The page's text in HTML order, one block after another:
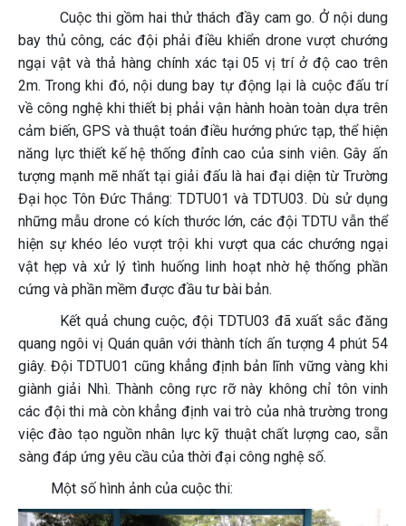
Cuộc thi gồm hai thử thách đầy cam go. Ở nội dung
bay thủ công, các đội phải điều khiển drone vượt chướng
ngại vật và thả hàng chính xác tại 05 vị trí ở độ cao trên
2m. Trong khi đó, nội dung bay tự động lại là cuộc đấu trí
về công nghệ khi thiết bị phải vận hành hoàn toàn dựa trên
cảm biến, GPS và thuật toán điều hướng phức tạp, thể hiện
năng lực thiết kế hệ thống đỉnh cao của sinh viên. Gây ấn
tượng mạnh mẽ nhất tại giải đấu là hai đại diện từ Trường
Đại học Tôn Đức Thắng: TDTU01 và TDTU03. Dù sử dụng
những mẫu drone có kích thước lớn, các đội TDTU vẫn thể
hiện sự khéo léo vượt trội khi vượt qua các chướng ngại
vật hẹp và xử lý tình huống linh hoạt nhờ hệ thống phần
cứng và phần mềm được đầu tư bài bản.
Kết quả chung cuộc, đội TDTU03 đã xuất sắc đăng
quang ngôi vị Quán quân với thành tích ấn tượng 4 phút 54
giây. Đội TDTU01 cũng khẳng định bản lĩnh vững vàng khi
giành giải Nhì. Thành công rực rỡ này không chỉ tôn vinh
các đội thi mà còn khẳng định vai trò của nhà trường trong
việc đào tạo nguồn nhân lực kỹ thuật chất lượng cao, sẵn
sàng đáp ứng yêu cầu của thời đại công nghệ số.
Một số hình ảnh của cuộc thi: